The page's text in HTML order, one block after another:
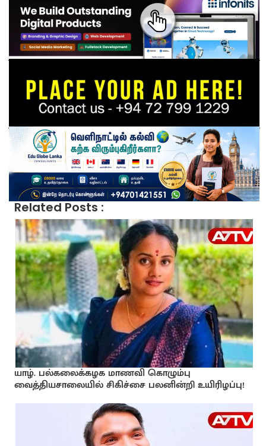
Related Posts :
யாழ். பல்கலைக்கழக மாணவி கொழும்பு
வைத்தியசாலையில் சிகிச்சை பலனின்றி உயிரிழப்பு!